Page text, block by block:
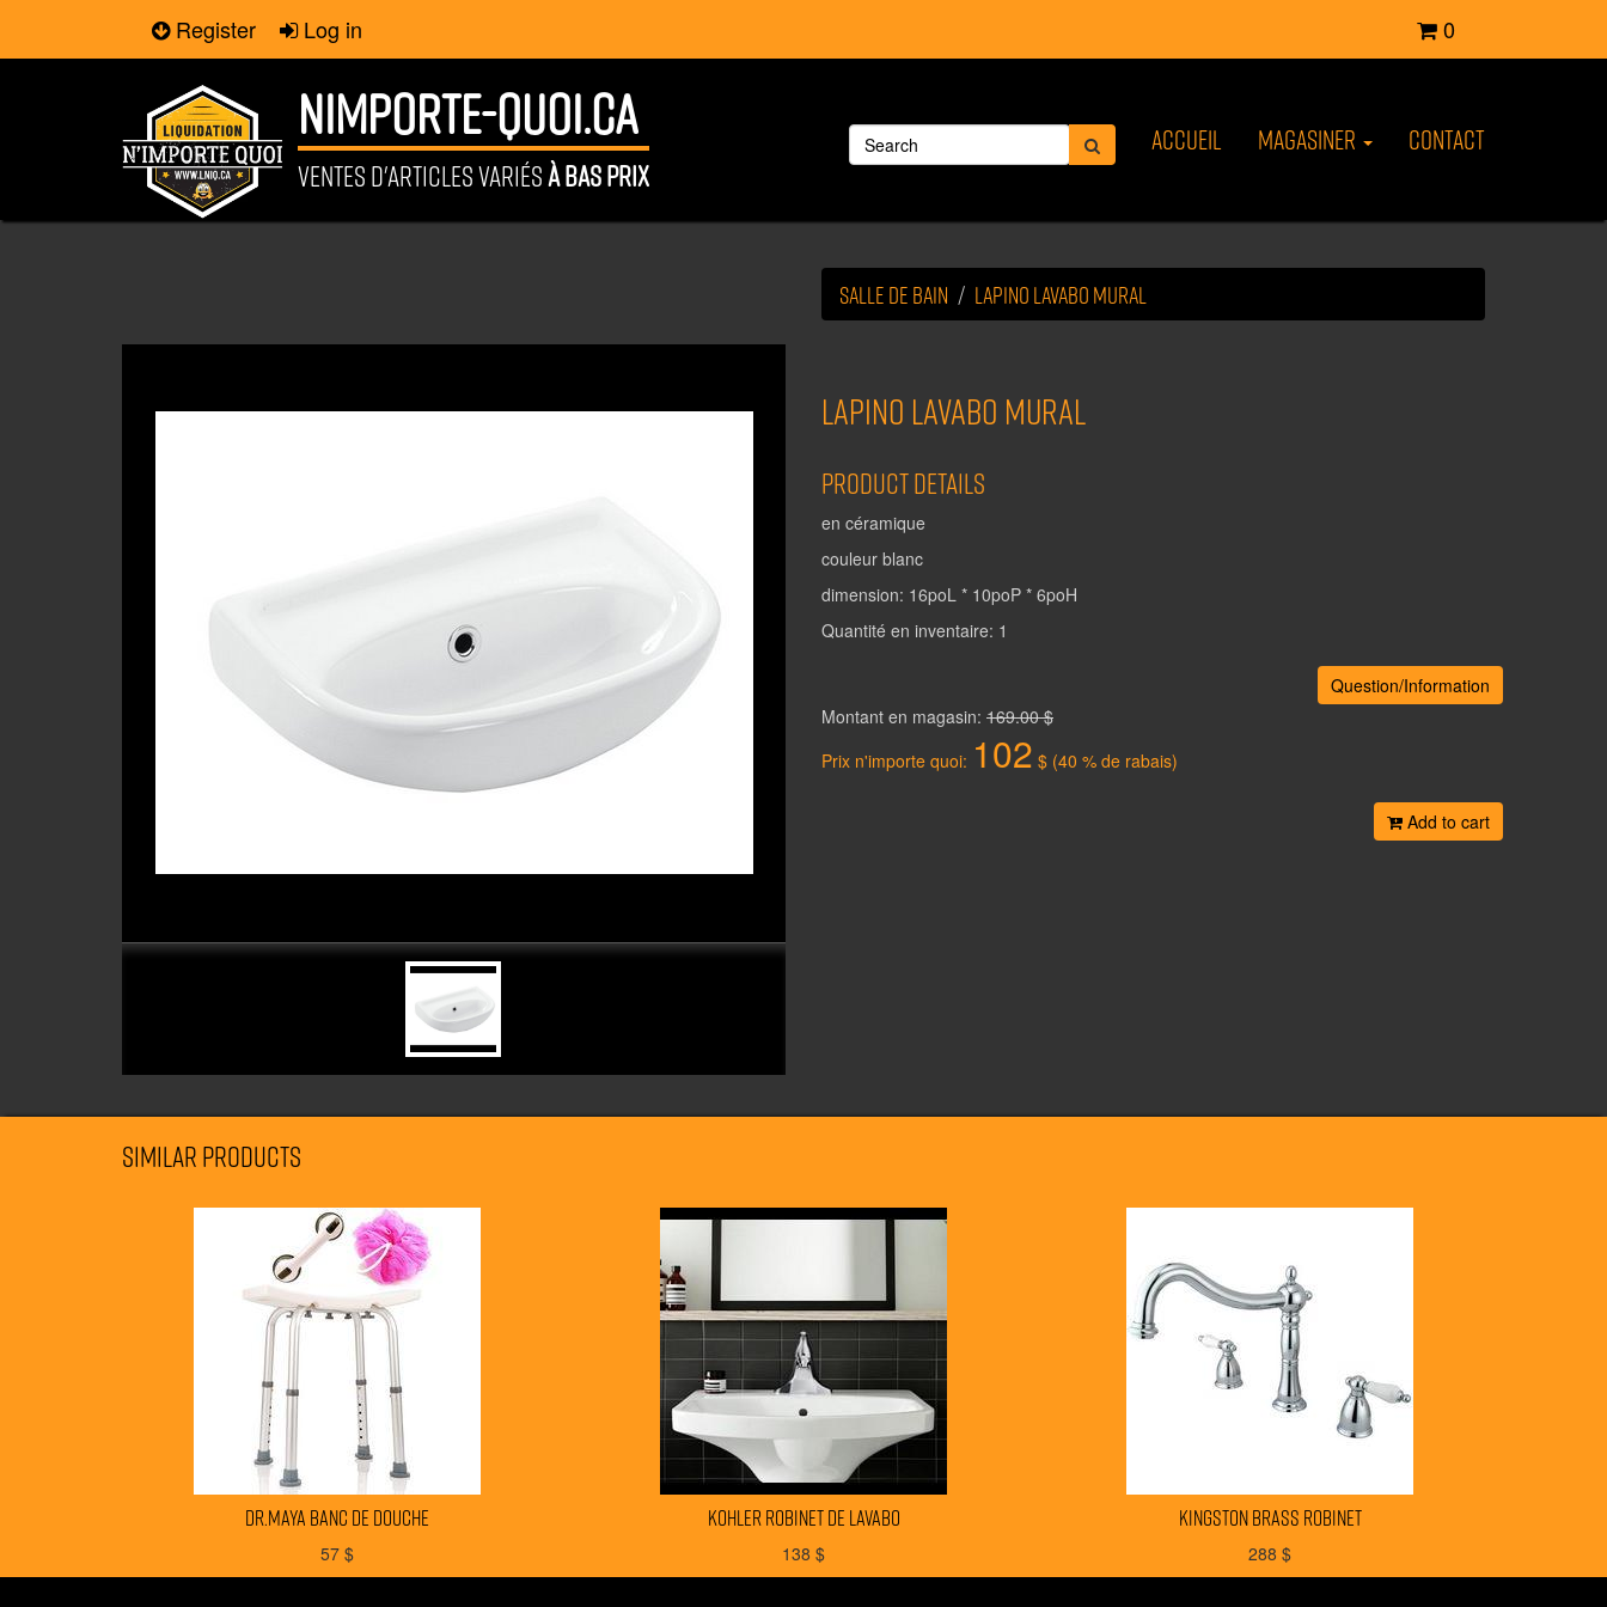
0
Register Log in
NIMPORTE-QUOI.CA
VENTES D'ARTICLES VARIÉSÀ BAS PRIX
Accueil Magasiner Contact
Salle de bain LAPINO lavabo mural
LAPINO lavabo mural
Product Details
en céramique
couleur blanc
dimension: 16poL * 10poP * 6poH
Quantité en inventaire: 1
Question/Information
Montant en magasin: 169.00 $
Prix n'importe quoi: 102 $ (40 % de rabais)
Add to cart
Similar products
DR.MAYA banc de douche
57 $
KOHLER robinet de lavabo
138 $
KINGSTON BRASS robinet
288 $